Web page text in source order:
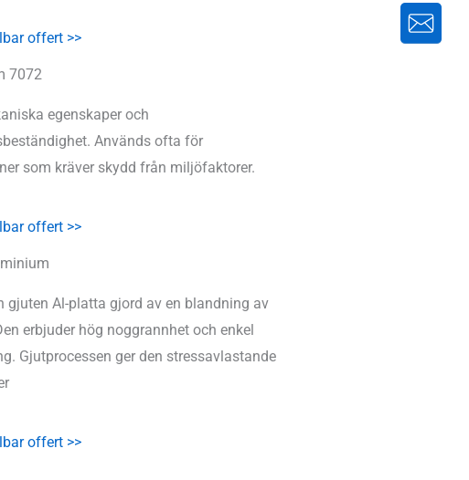
offert >>
7072
egenskaper och
Används ofta för
som kräver skydd från miljöfaktorer.
offert >>
gjuten Al-platta gjord av en blandning av
erbjuder hög noggrannhet och enkel
Gjutprocessen ger den stressavlastande
offert >>